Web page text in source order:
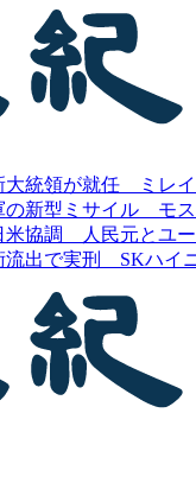
大統領が就任 ミレ
の新型ミサイル モ
米協調 人民元とユ
流出で実刑 SKハイ